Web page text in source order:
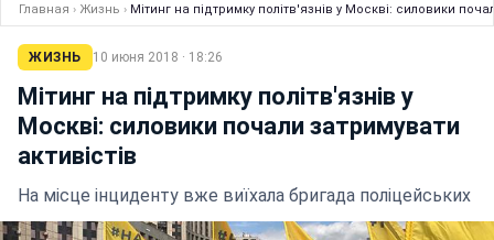
Главная › Жизнь › Мітинг на підтримку політв'язнів у Москві: силовики
ЖИЗНЬ 10 июня 2018 · 18:26
Мітинг на підтримку політв'язнів у
Москві: силовики почали затримувати
активістів
На місце інциденту вже виїхала бригада поліцейських